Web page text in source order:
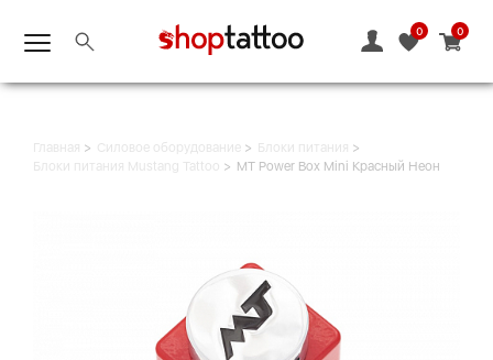
0
0
Главная Силовое оборудование
Блоки питания
Блоки питания Mustang Tattoo
MT Power Box Mini Красный Неон